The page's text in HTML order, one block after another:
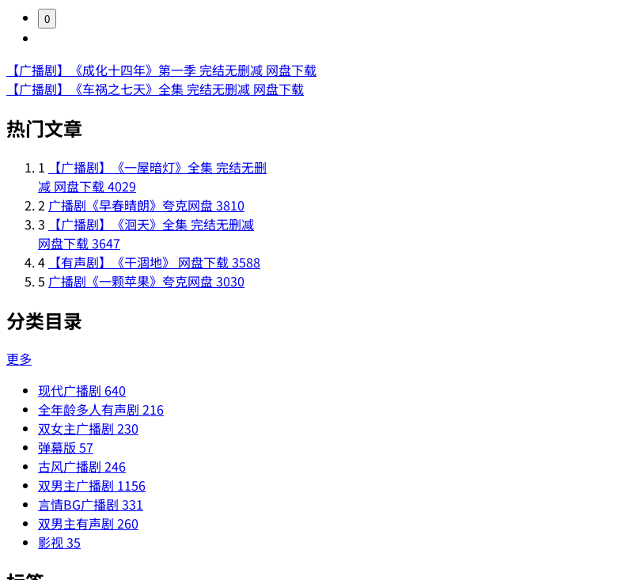
0
【广播剧】《成化十四年》第一季 完结无删减 网盘下载
【广播剧】《车祸之七天》全集 完结无删减 网盘下载
热门文章
1
【广播剧】《一屋暗灯》全集 完结无删
减 网盘下载4029
2 广播剧《早春晴朗》夸克网盘3810
3
【广播剧】《洄天》全集 完结无删减
网盘下载3647
4 【有声剧】《干涸地》 网盘下载3588
5 广播剧《一颗苹果》夸克网盘3030
分类目录
更多
现代广播剧 640
全年龄多人有声剧 216
双女主广播剧 230
弹幕版 57
古风广播剧 246
双男主广播剧 1156
言情BG广播剧 331
双男主有声剧 260
影视35